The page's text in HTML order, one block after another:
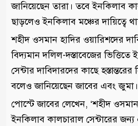
জানিয়েছেন তারা। তবে ইনকিলাব
ছাড়লেও ইনকিলাব মঞ্চের দায়িত্বে
শহীদ ওসমান হাদির ওয়ারিশদের
বিদ্যমান দলিল-দস্তাবেজের
সেন্টার দাবিদারদের কাছে হস্তান্তরের
বলেও জানিয়েছেন জাবের এবং জুমা।
পোস্টে জাবের লেখেন, ‘শহীদ
ইনকিলাব কালচারাল সেন্টারের জন্য